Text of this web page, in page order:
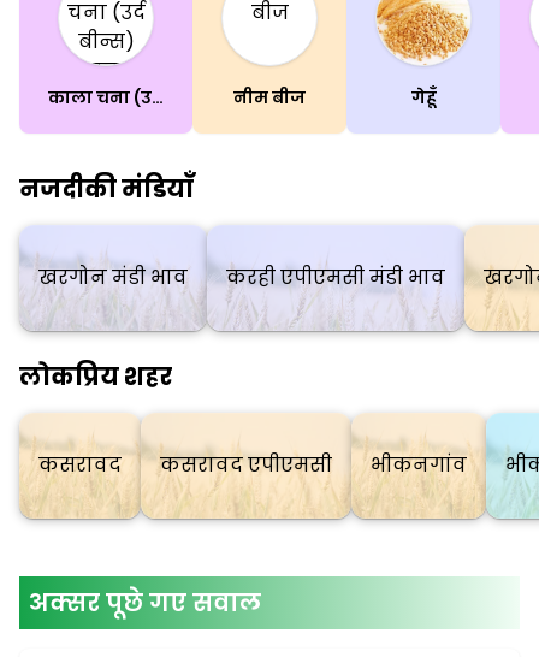
काला चना (उर्द बीन्स)(साबुत) नीम बीज गेहूँ
नजदीकी मंडियाँ
खरगोन मंडी भाव करही एपीएमसी मंडी भाव
लोकप्रिय शहर
कसरावद कसरावद एपीएमसी भीकनगांव
अक्सर पूछे गए सवाल